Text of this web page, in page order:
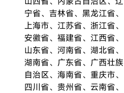
宁省、吉林省、黑龙江省、
上海市、江苏省、浙江省、
安徽省、福建省、江西省、
山东省、河南省、湖北省、
湖南省、广东省、广西壮族
自治区、海南省、重庆市、
四川省、贵州省、云南省、